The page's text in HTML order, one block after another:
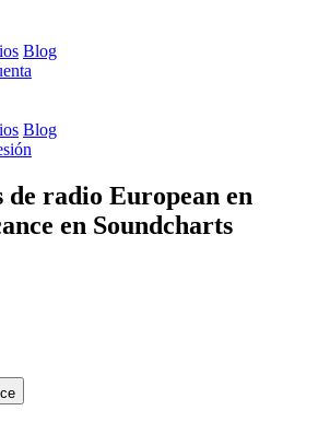
Blog
Blog
de radio European en
en Soundcharts